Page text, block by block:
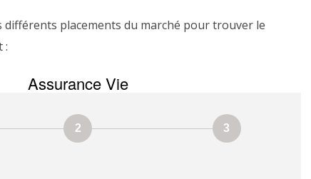
placements du marché pour trouver le
: